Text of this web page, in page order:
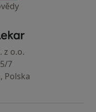
- Hlavní stránka
z o.o.
7
Polska